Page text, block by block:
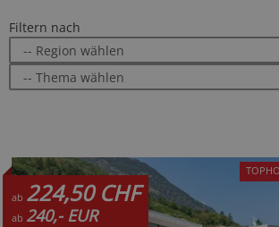
Filtern nach
ab 224,50 CHF
ab 240,- EUR